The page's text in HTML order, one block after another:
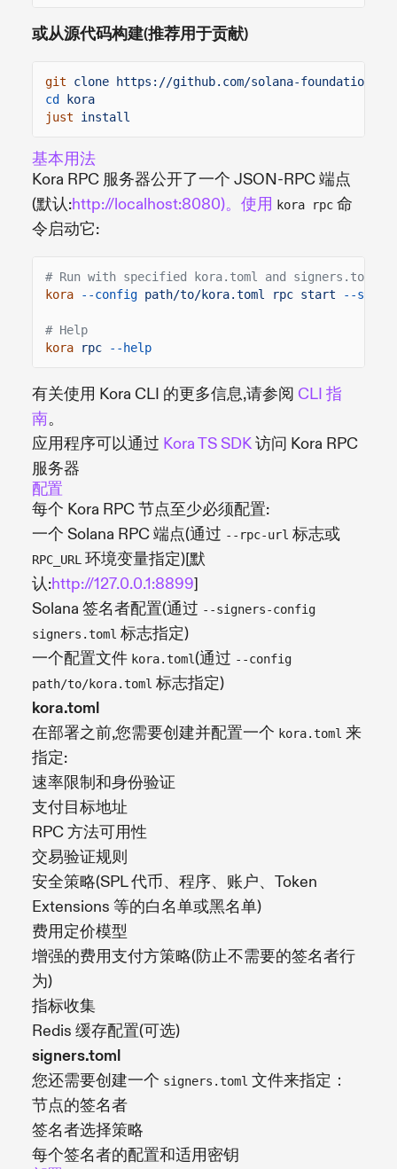
或从源代码构建(推荐用于贡献)
git
clone https://github.com/solana-foundation/
cd
kora
just
install
基本用法
Kora RPC 服务器公开了一个 JSON-RPC 端点
(默认:http://localhost:8080)。使用 kora rpc 命
令启动它:
# Run with specified kora.toml and signers.toml
kora
--config path/to/kora.toml rpc start --
# Help
kora
rpc --help
有关使用 Kora CLI 的更多信息,请参阅 CLI 指
南。
应用程序可以通过 Kora TS SDK访问 Kora RPC
服务器
配置
每个 Kora RPC 节点至少必须配置:
一个 Solana RPC 端点(通过 --rpc-url 标志或
RPC_URL 环境变量指定)[默
认:http://127.0.0.1:8899]
Solana 签名者配置(通过 --signers-config
signers.toml 标志指定)
一个配置文件 kora.toml(通过 --config
path/to/kora.toml 标志指定)
kora.toml
在部署之前,您需要创建并配置一个 kora.toml 来
指定:
速率限制和身份验证
支付目标地址
RPC 方法可用性
交易验证规则
安全策略(SPL 代币、程序、账户、Token
Extensions 等的白名单或黑名单)
费用定价模型
增强的费用支付方策略(防止不需要的签名者行
为)
指标收集
Redis 缓存配置(可选)
signers.toml
您还需要创建一个 signers.toml 文件来指定：
节点的签名者
签名者选择策略
每个签名者的配置和适用密钥